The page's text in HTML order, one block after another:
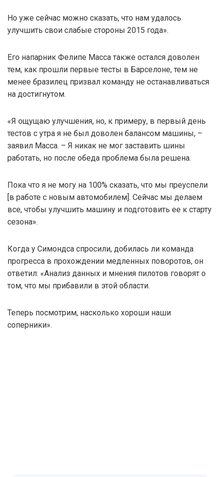
Но уже сейчас можно сказать, что нам удалось
улучшить свои слабые стороны 2015 года».
Его напарник Фелипе Масса также остался доволен
тем, как прошли первые тесты в Барселоне, тем не
менее бразилец призвал команду не останавливаться
на достигнутом.
«Я ощущаю улучшения, но, к примеру, в первый день
тестов с утра я не был доволен балансом машины, –
заявил Масса. – Я никак не мог заставить шины
работать, но после обеда проблема была решена.
Пока что я не могу на 100% сказать, что мы преуспели
[в работе с новым автомобилем]. Сейчас мы делаем
все, чтобы улучшить машину и подготовить ее к старту
сезона».
Когда у Симондса спросили, добилась ли команда
прогресса в прохождении медленных поворотов, он
ответил: «Анализ данных и мнения пилотов говорят о
том, что мы прибавили в этой области.
Теперь посмотрим, насколько хороши наши
соперники».